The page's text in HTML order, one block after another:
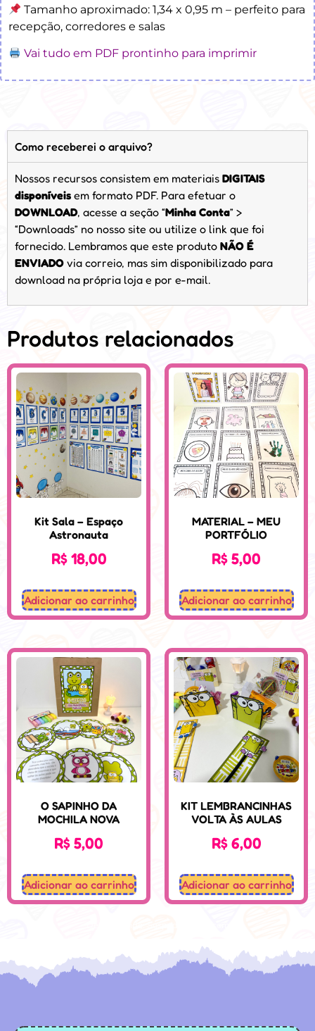
Tamanho aproximado: 1,34 x 0,95 m – perfeito para
recepção, corredores e salas
Vai tudo em PDF prontinho para imprimir
Como receberei o arquivo?
Nossos recursos consistem em materiais DIGITAIS
disponíveis em formato PDF. Para efetuar o
DOWNLOAD, acesse a seção “Minha Conta” >
“Downloads” no nosso site ou utilize o link que foi
fornecido. Lembramos que este produto NÃO É
ENVIADO via correio, mas sim disponibilizado para
download na própria loja e por e-mail.
Produtos relacionados
Kit Sala – Espaço
Astronauta
R$18,00
Adicionar ao carrinho
MATERIAL – MEU
PORTFÓLIO
R$5,00
Adicionar ao carrinho
O SAPINHO DA
MOCHILA NOVA
R$5,00
Adicionar ao carrinho
KIT LEMBRANCINHAS
VOLTA ÀS AULAS
R$6,00
Adicionar ao carrinho